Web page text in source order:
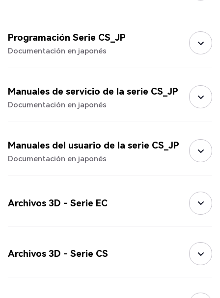
Programación Serie CS_JP
Documentación en japonés
Manuales de servicio de la serie CS_JP
Documentación en japonés
Manuales del usuario de la serie CS_JP
Documentación en japonés
Archivos 3D - Serie EC
Archivos 3D - Serie CS